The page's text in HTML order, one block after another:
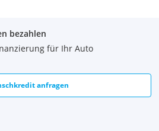
bezahlen
für Ihr Auto
anfragen